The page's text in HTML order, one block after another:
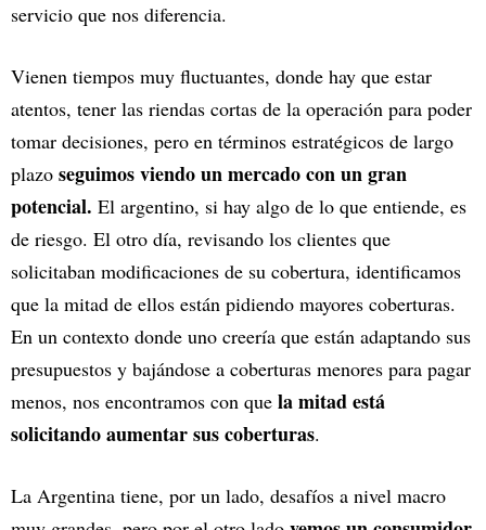
servicio que nos diferencia.
Vienen tiempos muy fluctuantes, donde hay que estar
atentos, tener las riendas cortas de la operación para poder
tomar decisiones, pero en términos estratégicos de largo
plazo seguimos viendo un mercado con un gran
potencial. El argentino, si hay algo de lo que entiende, es
de riesgo. El otro día, revisando los clientes que
solicitaban modificaciones de su cobertura, identificamos
que la mitad de ellos están pidiendo mayores coberturas.
En un contexto donde uno creería que están adaptando sus
presupuestos y bajándose a coberturas menores para pagar
menos, nos encontramos con que la mitad está
solicitando aumentar sus coberturas.
La Argentina tiene, por un lado, desafíos a nivel macro